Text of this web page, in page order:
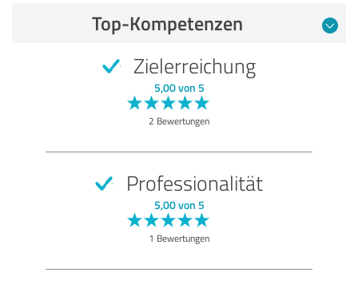
Empfehlung
Top-Kompetenzen
Zielerreichung
5,00 von 5
2 Bewertungen
Professionalität
5,00 von 5
1 Bewertungen